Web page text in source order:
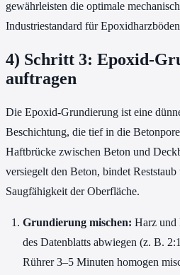
gewährleisten die optimale
Industriestandard für
4) Schritt 3: Epoxid-
auftragen
Die Epoxid-Grundierung ist eine
Beschichtung, die tief in die
Haftbrücke zwischen Beton und
versiegelt den Beton, bindet
Saugfähigkeit der Oberfläche.
Grundierung mischen: Harz und
des Datenblatts abwiegen (z. B.
Rührer 3–5 Minuten homogen